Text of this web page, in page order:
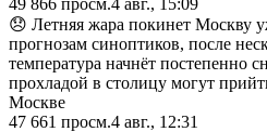
😞 Летняя жара покинет Москву
прогнозам синоптиков, после
температура начнёт постепенно
прохладой в столицу могут
Москве
47 661 просм.4 авг., 12:31